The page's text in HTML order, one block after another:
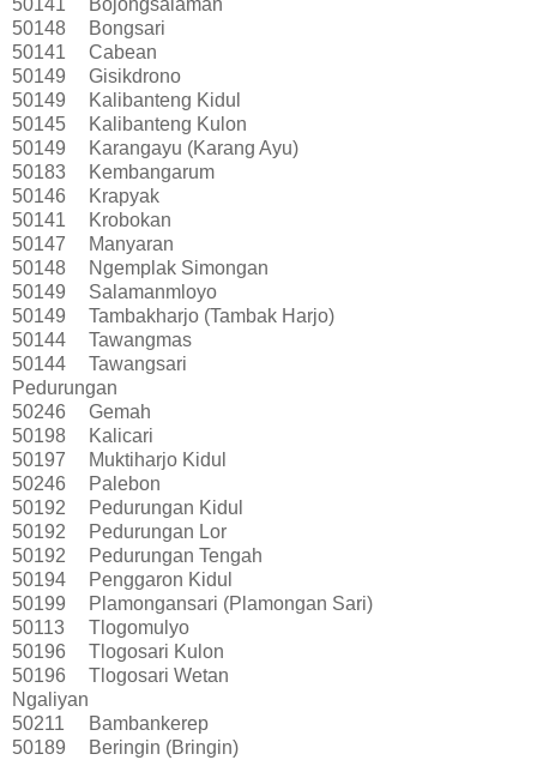
50141
Bojongsalaman
50148
Bongsari
50141
Cabean
50149
Gisikdrono
50149
Kalibanteng Kidul
50145
Kalibanteng Kulon
50149
Karangayu (Karang Ayu)
50183
Kembangarum
50146
Krapyak
50141
Krobokan
50147
Manyaran
50148
Ngemplak Simongan
50149
Salamanmloyo
50149
Tambakharjo (Tambak Harjo)
50144
Tawangmas
50144
Tawangsari
Pedurungan
50246
Gemah
50198
Kalicari
50197
Muktiharjo Kidul
50246
Palebon
50192
Pedurungan Kidul
50192
Pedurungan Lor
50192
Pedurungan Tengah
50194
Penggaron Kidul
50199
Plamongansari (Plamongan Sari)
50113
Tlogomulyo
50196
Tlogosari Kulon
50196
Tlogosari Wetan
Ngaliyan
50211
Bambankerep
50189
Beringin (Bringin)